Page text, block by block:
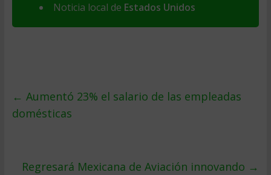
Noticia local de Estados Unidos
← Aumentó 23% el salario de las empleadas
domésticas
Regresará Mexicana de Aviación innovando →